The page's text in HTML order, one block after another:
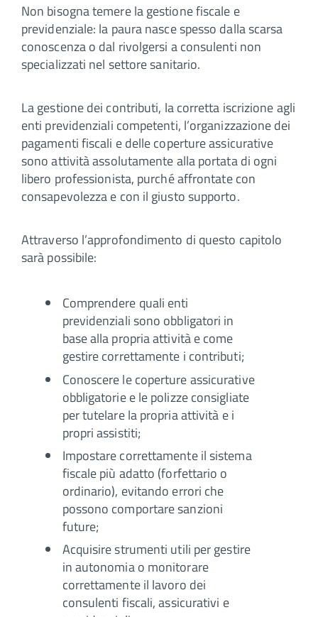
Non bisogna temere la gestione fiscale e
previdenziale: la paura nasce spesso dalla scarsa
conoscenza o dal rivolgersi a consulenti non
specializzati nel settore sanitario.
La gestione dei contributi, la corretta iscrizione agli
enti previdenziali competenti, l’organizzazione dei
pagamenti fiscali e delle coperture assicurative
sono attività assolutamente alla portata di ogni
libero professionista, purché affrontate con
consapevolezza e con il giusto supporto.
Attraverso l’approfondimento di questo capitolo
sarà possibile:
Comprendere quali enti
previdenziali sono obbligatori in
base alla propria attività e come
gestire correttamente i contributi;
Conoscere le coperture assicurative
obbligatorie e le polizze consigliate
per tutelare la propria attività e i
propri assistiti;
Impostare correttamente il sistema
fiscale più adatto (forfettario o
ordinario), evitando errori che
possono comportare sanzioni
future;
Acquisire strumenti utili per gestire
in autonomia o monitorare
correttamente il lavoro dei
consulenti fiscali, assicurativi e